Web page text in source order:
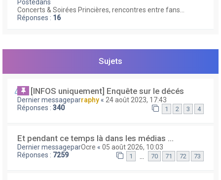
Postédans
Concerts & Soirées Princières, rencontres entre fans...
Réponses : 16
Sujets
[INFOS uniquement] Enquête sur le décés
Dernier messageparraphy « 24 août 2023, 17:43
Réponses : 340 1 2 3 4
Et pendant ce temps là dans les médias ...
Dernier messageparOcre « 05 août 2026, 10:03
Réponses : 7259 1 70 71 72 73